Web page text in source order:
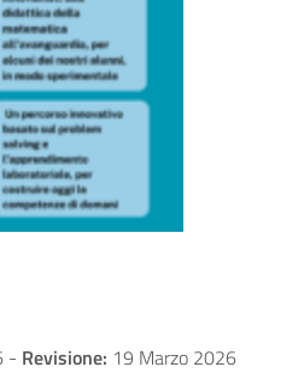
- Revisione: 19 Marzo 2026